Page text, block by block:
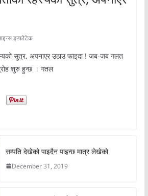
इन्फोटेक
सुत्र, अपनाएर उठाउ फाइदा ! जब-जब गलत
शुरु हुन्छ । गतल
सम्पति देखेको पाइदैन पाइन्छ मात्र लेखेको
December 31, 2019